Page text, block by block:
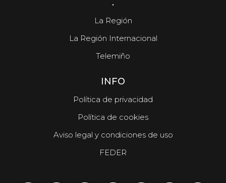
.
La Región
La Región Internacional
Telemiño
INFO
Política de privacidad
Política de cookies
Aviso legal y condiciones de uso
FEDER